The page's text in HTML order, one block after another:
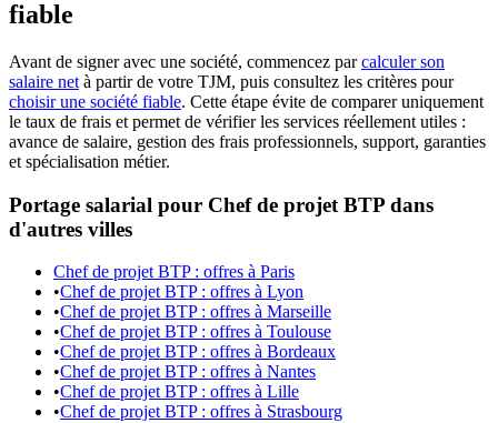
fiable
Avant de signer avec une société, commencez parcalculer son
salaire net à partir de votre TJM, puis consultez les critères pour
choisir une société fiable. Cette étape évite de comparer uniquement
le taux de frais et permet de vérifier les services réellement utiles :
avance de salaire, gestion des frais professionnels, support, garanties
et spécialisation métier.
Portage salarial pour Chef de projet BTP dans
d'autres villes
Chef de projet BTP : offres à Paris
•Chef de projet BTP : offres à Lyon
•Chef de projet BTP : offres à Marseille
•Chef de projet BTP : offres à Toulouse
•Chef de projet BTP : offres à Bordeaux
•Chef de projet BTP : offres à Nantes
•Chef de projet BTP : offres à Lille
•Chef de projet BTP : offres à Strasbourg